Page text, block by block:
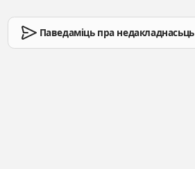
Паведаміць пра недакладнасьць